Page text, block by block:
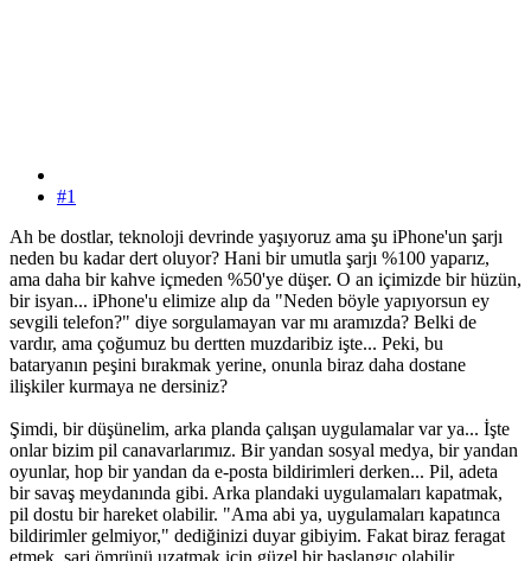
#1
Ah be dostlar, teknoloji devrinde yaşıyoruz ama şu iPhone'un şarjı
neden bu kadar dert oluyor? Hani bir umutla şarjı %100 yaparız,
ama daha bir kahve içmeden %50'ye düşer. O an içimizde bir hüzün,
bir isyan... iPhone'u elimize alıp da "Neden böyle yapıyorsun ey
sevgili telefon?" diye sorgulamayan var mı aramızda? Belki de
vardır, ama çoğumuz bu dertten muzdaribiz işte... Peki, bu
bataryanın peşini bırakmak yerine, onunla biraz daha dostane
ilişkiler kurmaya ne dersiniz?
Şimdi, bir düşünelim, arka planda çalışan uygulamalar var ya... İşte
onlar bizim pil canavarlarımız. Bir yandan sosyal medya, bir yandan
oyunlar, hop bir yandan da e-posta bildirimleri derken... Pil, adeta
bir savaş meydanında gibi. Arka plandaki uygulamaları kapatmak,
pil dostu bir hareket olabilir. "Ama abi ya, uygulamaları kapatınca
bildirimler gelmiyor," dediğinizi duyar gibiyim. Fakat biraz feragat
etmek, şarj ömrünü uzatmak için güzel bir başlangıç olabilir.